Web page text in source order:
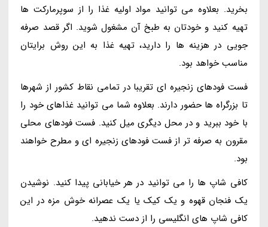
بخرید. بعلاوه می توانید مواد اولیه غذا را از سوپرمارکت ها
تهیه کنید و خودتان به طبخ آن مشغول شوید. اگر قصد صرفه
جویی در هزینه ها را دارید، تهیه غذا به این روش برایتان
مناسب خواهد بود.
فست فودهای زنجیره ای تقریبا در تمامی نقاط کشور از شهرها
تا بزرگراه ها حضور دارند. بعلاوه شما می توانید غذاهای خود را
با خود ببرید و در محل دیگری میل کنید. فست فودهای محلی
مقرون به صرفه تر از فست فودهای زنجیره ای و مطرح خواهند
بود.
کافی شاپ ها را می توانید در هر خیابانی پیدا کنید. نوشیدن
یک فنجان قهوه و یک کیک یا یک عصرانه خوش مزه در این
کافی شاپ های انگلیسی را از دست ندهید.